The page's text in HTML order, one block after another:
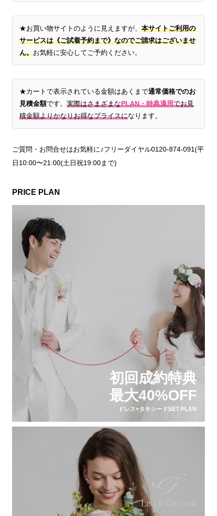
★お買い物サイトのように見えますが、 本サイトご利用の
サービスは《ご試着予約まで》なのでご請求はございませ
ん。お気軽に安心してご予約ください。
★カートで表示されている金額はあくまで通常価格でのお
見積金額です。 実際はさまざまなPLAN・特典適用でお見
積金額よりかなりお得なプライスになります。
ご質問・お問合せはお気軽に♪フリーダイヤル0120-874-091(平
日10:00〜21:00(土日祝19:00まで)
PRICE PLAN
初回成約特典
最大40%OFF
ドレス+タキシードSET PLAN